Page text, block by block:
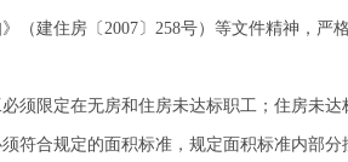
（建住房〔2007〕258号）等文件精神，
限定在无房和住房未达标职工；住房未达
合规定的面积标准，规定面积标准内部分